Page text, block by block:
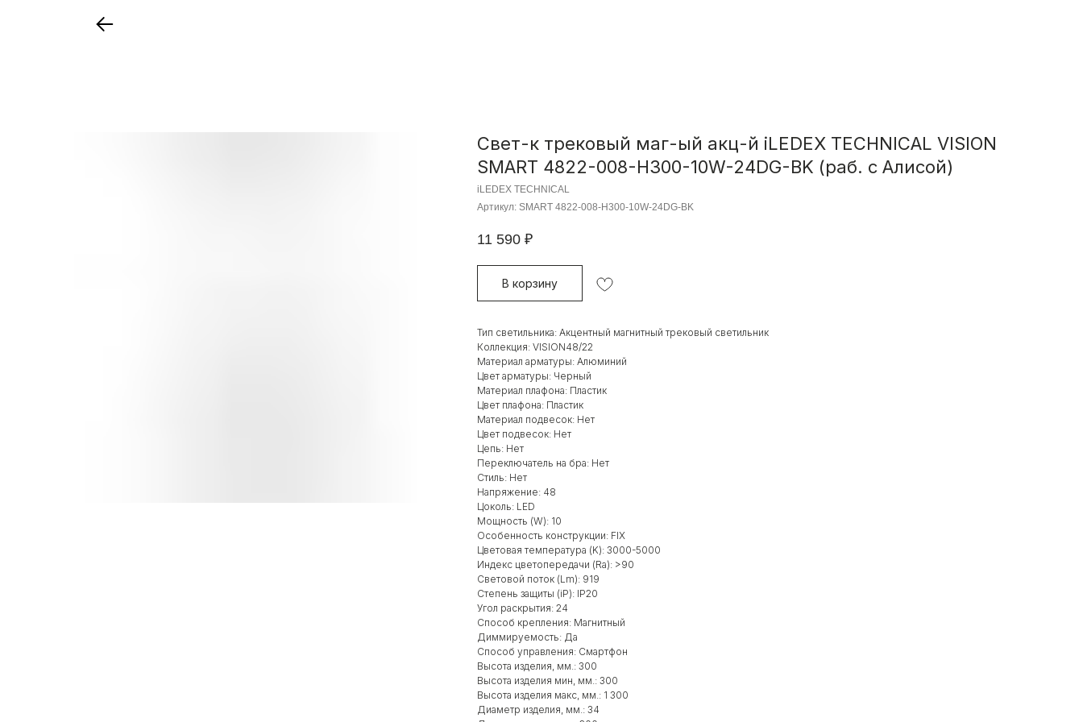
Свет-к трековый маг-ый акц-й iLEDEX TECHNICAL VISION
SMART 4822-008-H300-10W-24DG-BK (раб. с Алисой)
iLEDEX TECHNICAL
Артикул: SMART 4822-008-H300-10W-24DG-BK
11 590 ₽
В корзину
Тип светильника: Акцентный магнитный трековый светильник
Коллекция: VISION48/22
Материал арматуры: Алюминий
Цвет арматуры: Черный
Материал плафона: Пластик
Цвет плафона: Пластик
Материал подвесок: Нет
Цвет подвесок: Нет
Цепь: Нет
Переключатель на бра: Нет
Стиль: Нет
Напряжение: 48
Цоколь: LED
Мощность (W): 10
Особенность конструкции: FIX
Цветовая температура (K): 3000-5000
Индекс цветопередачи (Ra): >90
Световой поток (Lm): 919
Степень защиты (iP): IP20
Угол раскрытия: 24
Способ крепления: Магнитный
Диммируемость: Да
Способ управления: Смартфон
Высота изделия, мм.: 300
Высота изделия мин, мм.: 300
Высота изделия макс, мм.: 1 300
Диаметр изделия, мм.: 34